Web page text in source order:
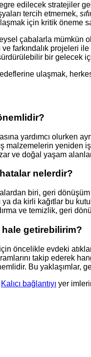
edilecek stratejiler
tercih etmemek,
için kritik öneme
çabalarla mümkün
ve farkındalık
bir gelecek
ulaşmak,
yardımcı olurken
malzemelerin
ve doğal yaşam
nelerdir?
biri, geri
ya da kirli kağıtlar bu
ve temizlik, geri
getirebilirim?
öncelikle evdeki
takip ederek
Bu yaklaşımlar,
Kalıcı bağlantıyı yer